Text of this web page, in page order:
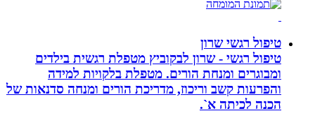
טיפול רגשי שרון
טיפול רגשי - שרון לבקוביץ מטפלת רגשית בילדים
ומבוגרים ומנחת הורים. מטפלת בלקויות למידה
והפרעות קשב וריכוז, מדריכת הורים ומנחה סדנאות של
הכנה לכיתה א`.